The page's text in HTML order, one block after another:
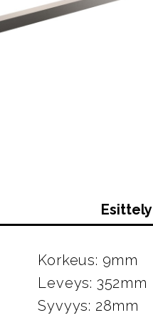
Esittely
Korkeus: 9mm
Leveys: 352mm
Syvyys: 28mm